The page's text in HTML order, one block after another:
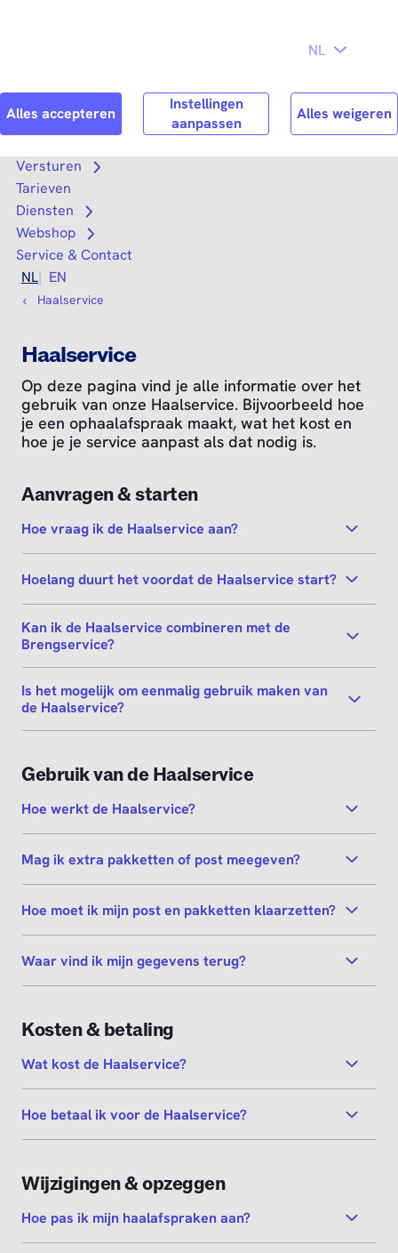
Search Zoek
Versturen
Open submenu
Tarieven
Diensten
Open submenu
Webshop
Open submenu
Service & Contact
NL
EN
Haalservice
Haalservice
Op deze pagina vind je alle informatie over het
gebruik van onze Haalservice. Bijvoorbeeld hoe
je een ophaalafspraak maakt, wat het kost en
hoe je je service aanpast als dat nodig is.
Aanvragen & starten
Hoe vraag ik de Haalservice aan?
Hoelang duurt het voordat de Haalservice start?
Kan ik de Haalservice combineren met de
Brengservice?
Is het mogelijk om eenmalig gebruik maken van
de Haalservice?
Gebruik van de Haalservice
Hoe werkt de Haalservice?
Mag ik extra pakketten of post meegeven?
Hoe moet ik mijn post en pakketten klaarzetten?
Waar vind ik mijn gegevens terug?
Kosten & betaling
Wat kost de Haalservice?
Hoe betaal ik voor de Haalservice?
Wijzigingen & opzeggen
Hoe pas ik mijn haalafspraken aan?